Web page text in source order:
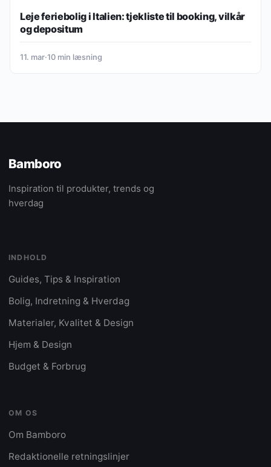
Leje feriebolig i Italien: tjekliste til booking, vilkår
og depositum
11. mar·10 min læsning
Bamboro
Inspiration til produkter, trends og
hverdag
INDHOLD
Guides, Tips & Inspiration
Bolig, Indretning & Hverdag
Materialer, Kvalitet & Design
Hjem & Design
Budget & Forbrug
OM OS
Om Bamboro
Redaktionelle retningslinjer